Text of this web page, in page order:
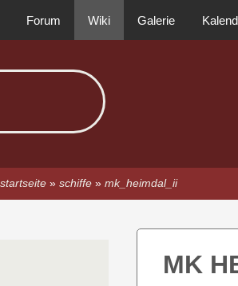
startseite »schiffe »mk_heimdal_ii
MK
Forum Wiki Galerie